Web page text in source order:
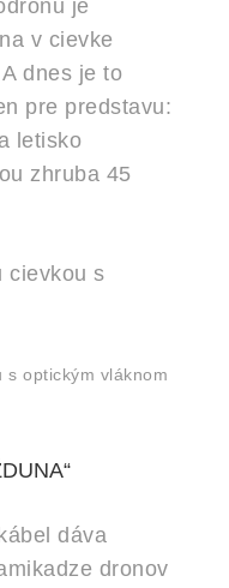
je
v cievke
dnes je to
pre predstavu:
letisko
zhruba 45
s optickým vláknom
dáva
dronov